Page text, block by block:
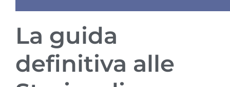
La guida
definitiva alle